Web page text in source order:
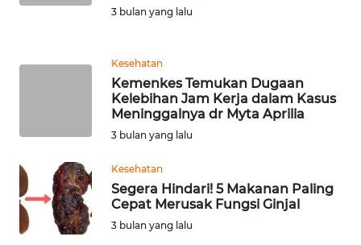
3 bulan yang lalu
Kesehatan
Kemenkes Temukan Dugaan
Kelebihan Jam Kerja dalam Kasus
Meninggalnya dr Myta Aprilia
3 bulan yang lalu
Kesehatan
Segera Hindari! 5 Makanan Paling
Cepat Merusak Fungsi Ginjal
3 bulan yang lalu
WN
SUMEDANG
WN
CIANJUR